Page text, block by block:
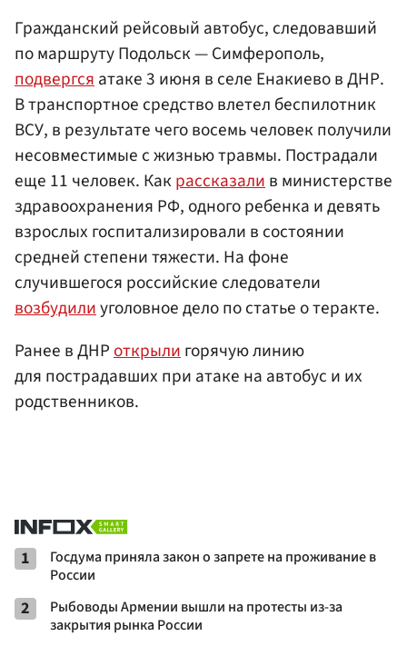
Гражданский рейсовый автобус, следовавший
по маршруту Подольск — Симферополь,
подвергсяатаке 3 июня в селе Енакиево в ДНР.
В транспортное средство влетел беспилотник
ВСУ, в результате чего восемь человек получили
несовместимые с жизнью травмы. Пострадали
еще 11 человек. Как рассказалив министерстве
здравоохранения РФ, одного ребенка и девять
взрослых госпитализировали в состоянии
средней степени тяжести. На фоне
случившегося российские следователи
возбудилиуголовное дело по статье о теракте.
Ранее в ДНРоткрылигорячую линию
для пострадавших при атаке на автобус и их
родственников.
1
Госдума приняла закон о запрете на проживание в
России
2
Рыбоводы Армении вышли на протесты из-за
закрытия рынка России